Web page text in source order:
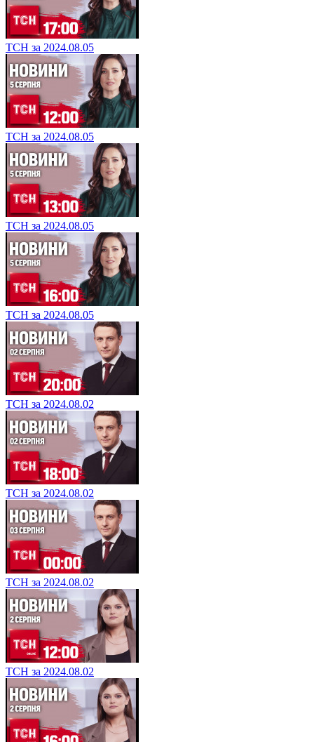
ТСН за 2024.08.05
ТСН за 2024.08.05
ТСН за 2024.08.05
ТСН за 2024.08.05
ТСН за 2024.08.02
ТСН за 2024.08.02
ТСН за 2024.08.02
ТСН за 2024.08.02